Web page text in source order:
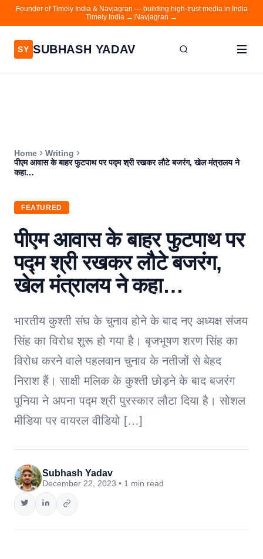
Founder of Timely India & Navjagran — building high-trust media in India
Timely India → Navjagran →
SY SUBHASH YADAV
Contact
Navjagran
Home
Writing
पीएम आवास के बाहर फुटपाथ पर पद्म श्री रखकर लौटे बजरंग, खेल मंत्रालय ने
कहा…
FEATURED
पीएम आवास के बाहर फुटपाथ पर
पद्म श्री रखकर लौटे बजरंग,
खेल मंत्रालय ने कहा…
भारतीय कुश्ती संघ के चुनाव होने के बाद नए अध्यक्ष संजय
सिंह का विरोध शुरू हो गया है। बृजभूषण शरण सिंह का
विरोध करने वाले पहलवान चुनाव के नतीजों से बेहद
निराश हैं। साक्षी मलिक के कुश्ती छोड़ने के बाद बजरंग
पूनिया ने अपना पद्म श्री पुरस्कार लौटा दिया है। सोशल
मीडिया पर वायरल वीडियो […]
Subhash Yadav
December 22, 2023 • 1 min read